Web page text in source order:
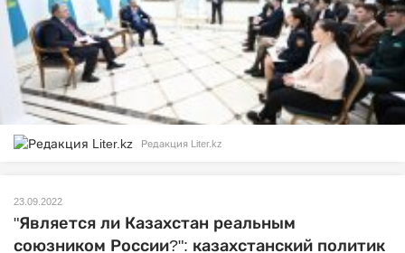
Редакция Liter.kz
23.09.2022
"Является ли Казахстан реальным
союзником России?": казахстанский политик